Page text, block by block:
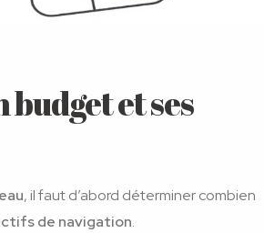
budget et ses
, il faut d’abord déterminer combien
de navigation.